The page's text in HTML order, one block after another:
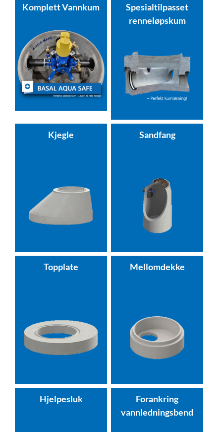
Komplett Vannkum
Spesialtilpasset
renneløpskum
Kjegle Sandfang
Topplate Mellomdekke
Hjelpesluk
Forankring
vannledningsbend